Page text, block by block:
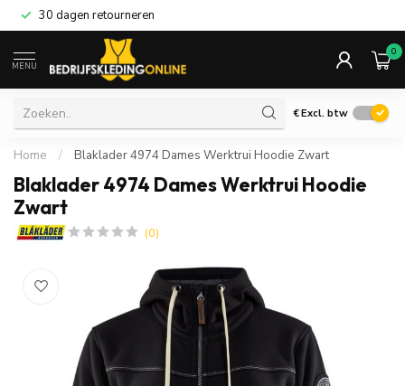
30 dagen retourneren
MENU
0
€Excl. btw
Home / Blaklader 4974 Dames Werktrui Hoodie Zwart
Blaklader 4974 Dames Werktrui Hoodie
Zwart
(0)